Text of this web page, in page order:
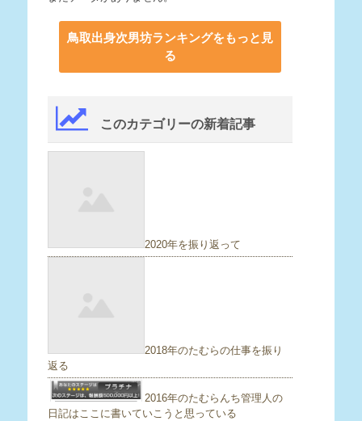
鳥取出身次男坊ランキングをもっと見
る
このカテゴリーの新着記事
2020年を振り返って
2018年のたむらの仕事を振り
返る
2016年のたむらんち管理人の
日記はここに書いていこうと思っている